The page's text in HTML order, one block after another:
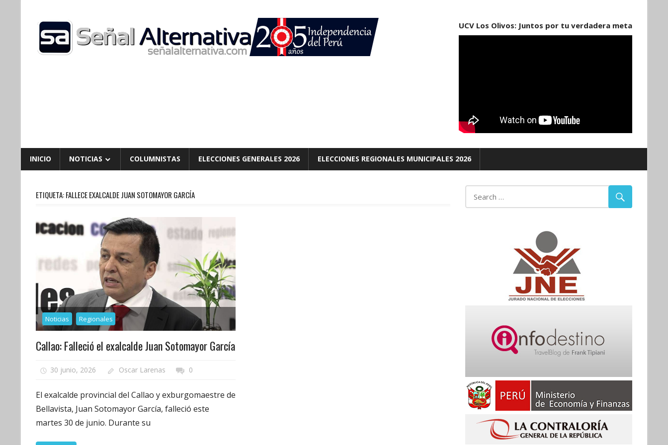
content
UCV Los Olivos: Juntos por tu verdadera meta
INICIO NOTICIAS COLUMNISTAS ELECCIONES GENERALES 2026 ELECCIONES REGIONALES MUNICIPALES 2026
ETIQUETA:FALLECE EXALCALDE JUAN SOTOMAYOR GARCÍA
Noticias Regionales
Callao: Falleció el exalcalde Juan Sotomayor García
30 junio, 2026 Oscar Larenas 0
El exalcalde provincial del Callao y exburgomaestre de
Bellavista, Juan Sotomayor García, falleció este
martes 30 de junio. Durante su